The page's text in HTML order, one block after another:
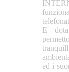
E'
ed i